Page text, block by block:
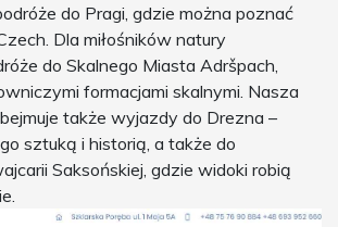
do Pragi, gdzie można poznać
Dla miłośników natury
do Skalnego Miasta Adršpach,
formacjami skalnymi. Nasza
także wyjazdy do Drezna –
sztuką i historią, a także do
Saksońskiej, gdzie widoki robią